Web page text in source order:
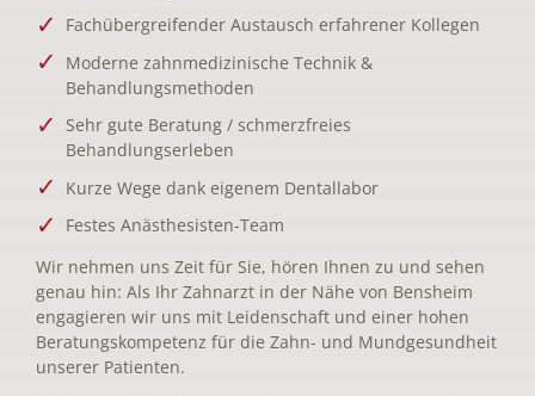
Fachübergreifender Austausch erfahrener Kollegen
Moderne zahnmedizinische Technik &
Behandlungsmethoden
Sehr gute Beratung / schmerzfreies
Behandlungserleben
Kurze Wege dank eigenem Dentallabor
Festes Anästhesisten-Team
Wir nehmen uns Zeit für Sie, hören Ihnen zu und sehen
genau hin: Als Ihr Zahnarzt in der Nähe von Bensheim
engagieren wir uns mit Leidenschaft und einer hohen
Beratungskompetenz für die Zahn- und Mundgesundheit
unserer Patienten.